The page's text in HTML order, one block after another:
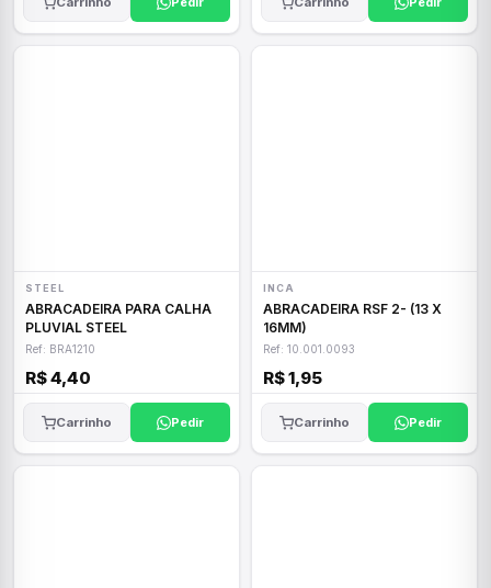
STEEL
ABRACADEIRA PARA CALHA
PLUVIAL STEEL
Ref: BRA1210
R$ 4,40
Carrinho Pedir
INCA
ABRACADEIRA RSF 2- (13 X
16MM)
Ref: 10.001.0093
R$ 1,95
Carrinho Pedir